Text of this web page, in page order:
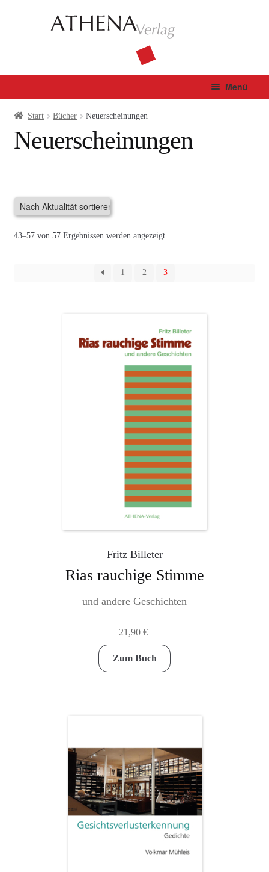
Menü
Verlag
Bücher
Gedichte
Erzählungen & Kurzgeschichten
Sachbuch
Hörbücher
E-Books
Fachbuch
Autor*innen
Manuskripte
Agenturleistungen
Newsletter
c
o
Start Bücher Neuerscheinungen
Neuerscheinungen
43–57 von 57 Ergebnissen werden angezeigtNach
1
2 3
Fritz Billeter
Rias rauchige Stimme
und andere Geschichten
21,90€
Zum Buch